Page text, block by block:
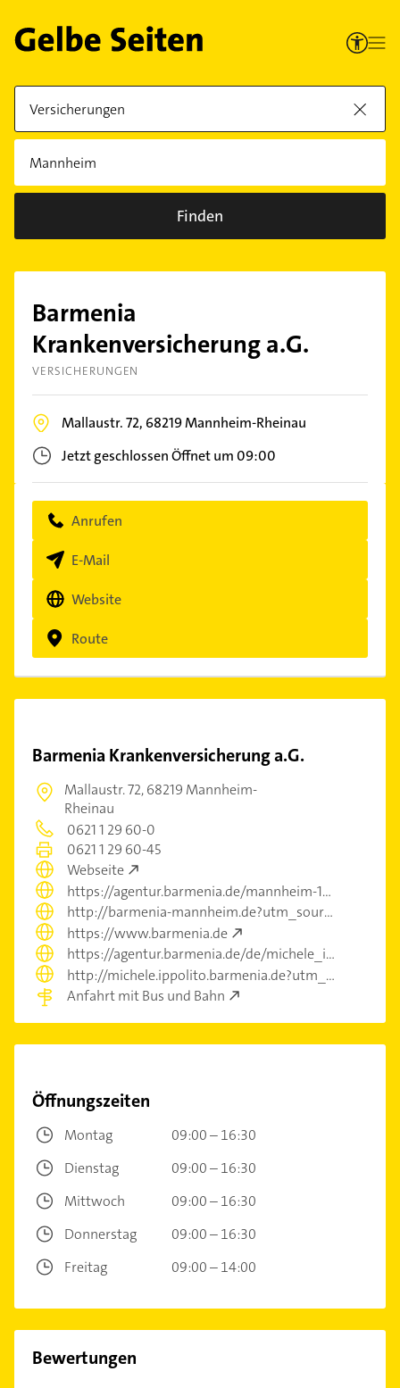
Finden
Barmenia
Krankenversicherung a.G.
VERSICHERUNGEN
Mallaustr. 72, 68219Mannheim-Rheinau
Jetzt geschlossenÖffnet um 09:00
Anrufen
E-Mail
Website
Route
Barmenia Krankenversicherung a.G.
Mallaustr. 72,68219 Mannheim-
Rheinau
0621 1 29 60-0
0621 1 29 60-45
Webseite
https://agentur.barmenia.de/mannheim-1?utm_source=listing&utm_medium=organic_seo&utm_campaign=yext&p0=334024
http://barmenia-mannheim.de?utm_source=listing&utm_medium=organic_seo&utm_campaign=yext&p0=334024
https://www.barmenia.de
https://agentur.barmenia.de/de/michele_ippolito?utm_source=listing&utm_medium=organic_seo&utm_campaign=yext&p0=334024
http://michele.ippolito.barmenia.de?utm_source=listing&utm_medium=organic_seo&utm_campaign=yext&p0=334024
Anfahrt mit Bus und Bahn
Öffnungszeiten
Montag
09:00 – 16:30
Dienstag
09:00 – 16:30
Mittwoch
09:00 – 16:30
Donnerstag
09:00 – 16:30
Freitag
09:00 – 14:00
Bewertungen